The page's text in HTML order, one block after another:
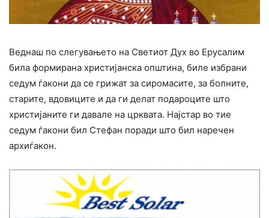
Веднаш по слегувањето на Светиот Дух во Ерусалим
била формирана христијанска општина, биле избрани
седум ѓакони да се грижат за сиромасите, за болните,
старите, вдовиците и да ги делат подароците што
христијаните ги давале на црквата. Најстар во тие
седум ѓакони бил Стефан поради што бил наречен
архиѓакон.